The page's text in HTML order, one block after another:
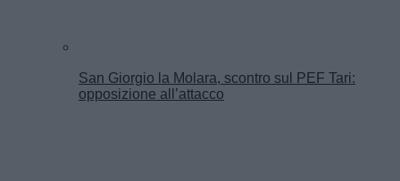
San Giorgio la Molara, scontro sul PEF Tari:
opposizione all’attacco